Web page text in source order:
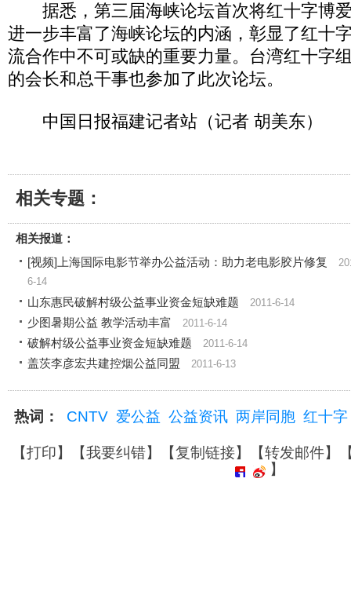
据悉，第三届海峡论坛首次将红十字博
进一步丰富了海峡论坛的内涵，彰显了红十
流合作中不可或缺的重要力量。台湾红十字
的会长和总干事也参加了此次论坛。
中国日报福建记者站（记者 胡美东）
相关专题：
相关报道：
[视频]上海国际电影节举办公益活动：助力老电影胶片修复
6-14
山东惠民破解村级公益事业资金短缺难题
2011-6-14
少图暑期公益 教学活动丰富 2011-6-14
破解村级公益事业资金短缺难题 2011-6-14
盖茨李彦宏共建控烟公益同盟 2011-6-13
热词： CNTV 爱公益 公益资讯 两岸同胞 红十字
【打印】【我要纠错】【复制链接】【转发邮件】
】